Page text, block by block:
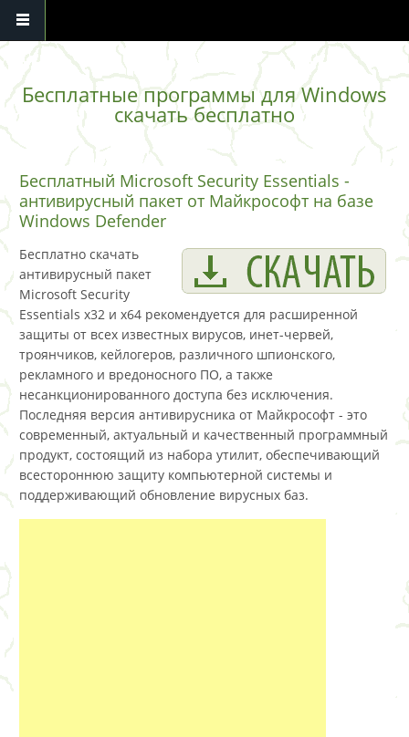
Перейти к основному содержанию
Бесплатные программы для Windows
скачать бесплатно
Бесплатный Microsoft Security Essentials -
антивирусный пакет от Майкрософт на базе
Windows Defender
Бесплатно скачать
антивирусный пакет
Microsoft Security
Essentials x32 и x64 рекомендуется для расширенной
защиты от всех известных вирусов, инет-червей,
троянчиков, кейлогеров, различного шпионского,
рекламного и вредоносного ПО, а также
несанкционированного доступа без исключения.
Последняя версия антивирусника от Майкрософт - это
современный, актуальный и качественный программный
продукт, состоящий из набора утилит, обеспечивающий
всестороннюю защиту компьютерной системы и
поддерживающий обновление вирусных баз.